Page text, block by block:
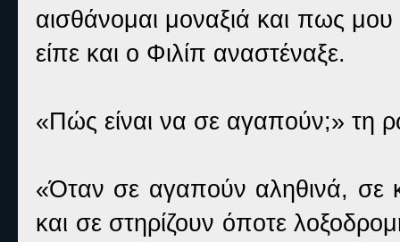
αισθάνομαι μοναξιά και πως
είπε και ο Φιλίπ αναστέναξε.
«Πώς είναι να σε αγαπούν;» τη
«Όταν σε αγαπούν αληθινά, σε
και σε στηρίζουν όποτε